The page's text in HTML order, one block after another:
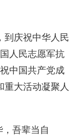
到庆祝中华人民
人民志愿军抗
中国共产党成
重大活动凝聚人
，吾辈当自